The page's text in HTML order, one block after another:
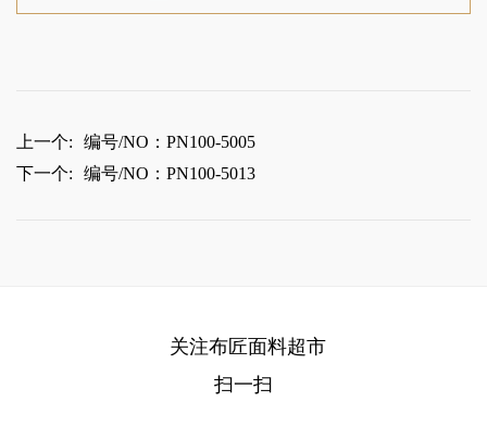
上一个:
编号/NO：PN100-5005
下一个:
编号/NO：PN100-5013
关注布匠面料超市
扫一扫